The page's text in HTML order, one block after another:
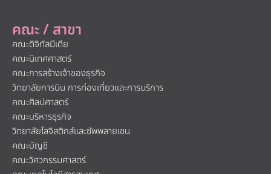
คณะ / สาขา
คณะดิจิทัลมีเดีย
คณะนิเทศศาสตร์
คณะการสร้างเจ้าของธุรกิจ
วิทยาลัยการบิน การท่องเที่ยวและการบริการ
คณะศิลปศาสตร์
คณะบริหารธุรกิจ
วิทยาลัยโลจิสติกส์และซัพพลายเชน
คณะบัญชี
คณะวิศวกรรมศาสตร์